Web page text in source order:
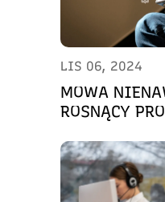
LIS 06, 2024
MOWA
ROSNĄCY